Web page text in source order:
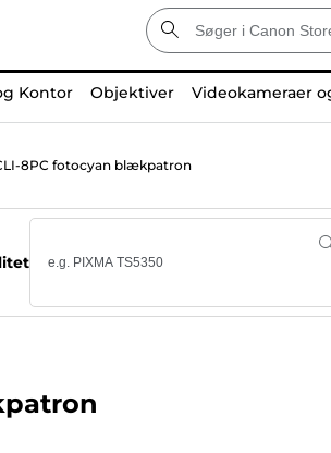
Kontor Objektiver Videokameraer
8PC fotocyan blækpatron